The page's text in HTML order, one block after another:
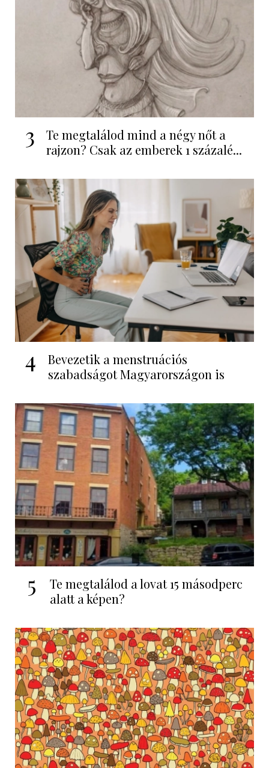
3
Te megtalálod mind a négy nőt a
rajzon? Csak az emberek 1 százalé...
4
Bevezetik a menstruációs
szabadságot Magyarországon is
5
Te megtalálod a lovat 15 másodperc
alatt a képen?